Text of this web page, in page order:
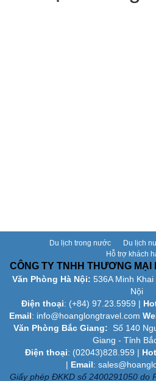
Du lịch trong nước Du lịch
Hỗ trợ khách
CÔNG TY TNHH THƯƠNG MẠI
Văn Phòng Hà Nội: 536A Minh
Nội
Điện thoại: (+84) 97.23.5959 |
Email: info@hoanglongtravel.com
Văn Phòng Bắc Giang: Số 140
Giang - Tỉnh
Điện thoại: (02043)828.959 |
| Email:
Giấy phép ĐKKD số 2400291050 do